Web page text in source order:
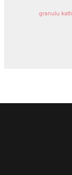
granulu katli